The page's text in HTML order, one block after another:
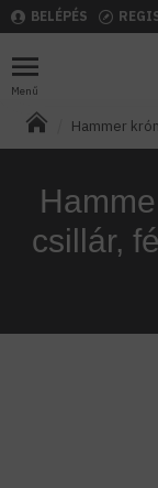
BELÉPÉS
Hammer
csillár,